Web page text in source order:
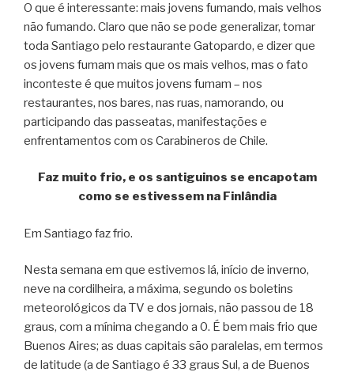
O que é interessante: mais jovens fumando, mais velhos
não fumando. Claro que não se pode generalizar, tomar
toda Santiago pelo restaurante Gatopardo, e dizer que
os jovens fumam mais que os mais velhos, mas o fato
inconteste é que muitos jovens fumam – nos
restaurantes, nos bares, nas ruas, namorando, ou
participando das passeatas, manifestações e
enfrentamentos com os Carabineros de Chile.
Faz muito frio, e os santiguinos se encapotam
como se estivessem na Finlândia
Em Santiago faz frio.
Nesta semana em que estivemos lá, início de inverno,
neve na cordilheira, a máxima, segundo os boletins
meteorológicos da TV e dos jornais, não passou de 18
graus, com a mínima chegando a 0. É bem mais frio que
Buenos Aires; as duas capitais são paralelas, em termos
de latitude (a de Santiago é 33 graus Sul, a de Buenos